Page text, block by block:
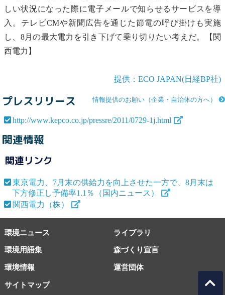
しい状況になった際に電子メールで知らせるサービスを導
入。テレビCMや新聞広告を通じた節電の呼び掛けも実施
し、8月の最大電力を引き下げて乗り切りたい考えだ。【関
西電力】
提供：ECO JAPAN(日経BP社)
情報提供のお願い（企業・自治体の方へ）
プレスリリース
http://www.kepco.co.jp/pressre/2011/0729-1j.html
関連情報
関連リンク
東京電力、7月末の供給力を向上させた一方で、8月末は
下方修正し予備率1.1％（国内ニュース）
関西電力（株）
環境ニュース ライブラリ
環境用語集 森づくり宣言
環境情報
サイトマップ
運営団体